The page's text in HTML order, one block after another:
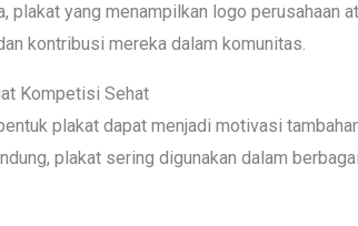
plakat yang menampilkan logo perusahaan
kontribusi mereka dalam komunitas.
Kompetisi Sehat
plakat dapat menjadi motivasi
plakat sering digunakan dalam